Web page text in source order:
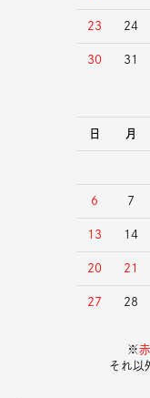
23 24
30 31
日 月
6 7
13 14
20 21
27 28
※
それ以